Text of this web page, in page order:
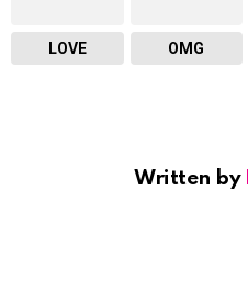
LOVE OMG
Written by